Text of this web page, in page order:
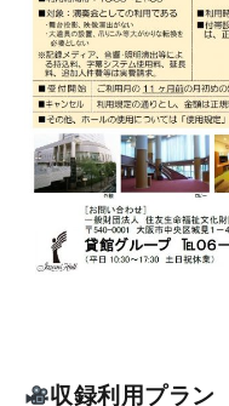
収録利用プラン